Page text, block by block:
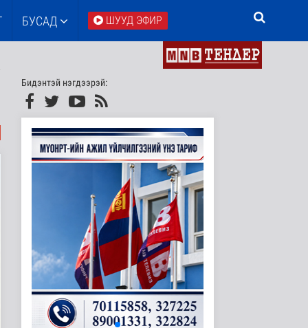
БУСАД ШУУД ЭФИР
Бидэнтэй нэгдээрэй: